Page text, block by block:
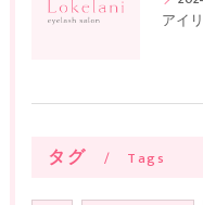
アイ
タグ Tags